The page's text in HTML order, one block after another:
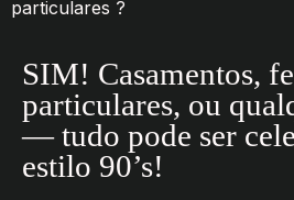
particulares ?
SIM! Casamentos,
particulares, ou
— tudo pode ser
estilo 90’s!